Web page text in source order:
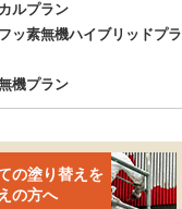
ルプラン
ッ素無機ハイブリッドプラ
機プラン
の塗り替えを
の方へ